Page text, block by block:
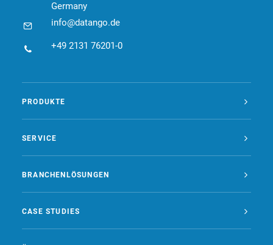
Germany
info@datango.de
+49 2131 76201-0
PRODUKTE
SERVICE
BRANCHENLÖSUNGEN
CASE STUDIES